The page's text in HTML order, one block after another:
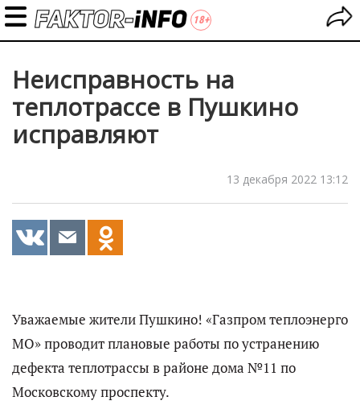
Неисправность на
теплотрассе в Пушкино
исправляют
13 декабря 2022 13:12
Уважаемые жители Пушкино! «Газпром теплоэнерго
МО» проводит плановые работы по устранению
дефекта теплотрассы в районе дома №11 по
Московскому проспекту.